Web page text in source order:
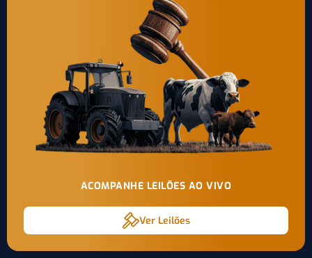
ACOMPANHE LEILÕES AO VIVO
Ver Leilões